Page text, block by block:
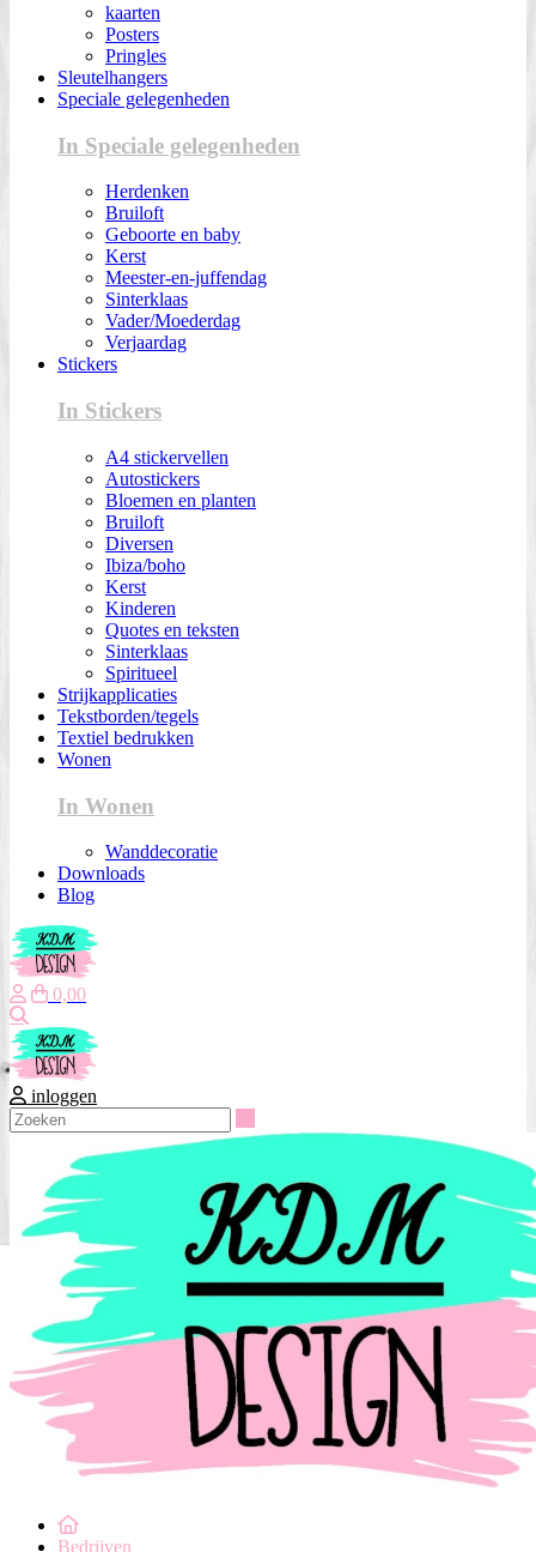
kaarten
Posters
Pringles
Sleutelhangers
Speciale gelegenheden
In Speciale gelegenheden
Herdenken
Bruiloft
Geboorte en baby
Kerst
Meester-en-juffendag
Sinterklaas
Vader/Moederdag
Verjaardag
Stickers
In Stickers
A4 stickervellen
Autostickers
Bloemen en planten
Bruiloft
Diversen
Ibiza/boho
Kerst
Kinderen
Quotes en teksten
Sinterklaas
Spiritueel
Strijkapplicaties
Tekstborden/tegels
Textiel bedrukken
Wonen
In Wonen
Wanddecoratie
Downloads
Blog
0,00
inloggen
Bedrijven